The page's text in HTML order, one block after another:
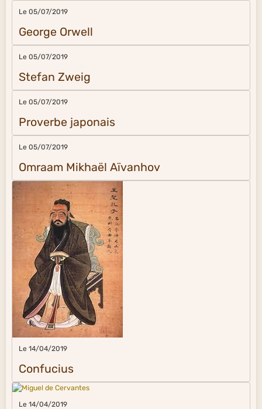
Le 05/07/2019
George Orwell
Le 05/07/2019
Stefan Zweig
Le 05/07/2019
Proverbe japonais
Le 05/07/2019
Omraam Mikhaël Aïvanhov
Le 14/04/2019
Confucius
Le 14/04/2019